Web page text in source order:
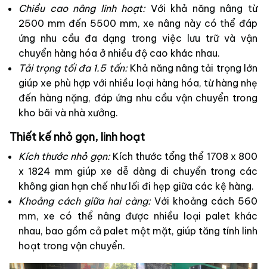
Chiều cao nâng linh hoạt:Với khả năng nâng từ
2500 mm đến 5500 mm, xe nâng này có thể đáp
ứng nhu cầu đa dạng trong việc lưu trữ và vận
chuyển hàng hóa ở nhiều độ cao khác nhau.
Tải trọng tối đa 1.5 tấn:Khả năng nâng tải trọng lớn
giúp xe phù hợp với nhiều loại hàng hóa, từ hàng nhẹ
đến hàng nặng, đáp ứng nhu cầu vận chuyển trong
kho bãi và nhà xưởng.
Thiết kế nhỏ gọn, linh hoạt
Kích thước nhỏ gọn:Kích thước tổng thể 1708 x 800
x 1824 mm giúp xe dễ dàng di chuyển trong các
không gian hạn chế như lối đi hẹp giữa các kệ hàng.
Khoảng cách giữa hai càng:Với khoảng cách 560
mm, xe có thể nâng được nhiều loại palet khác
nhau, bao gồm cả palet một mặt, giúp tăng tính linh
hoạt trong vận chuyển.